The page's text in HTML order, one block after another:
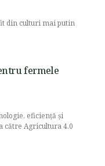
din culturi mai putin
fermele
eficiență și
către Agricultura 4.0